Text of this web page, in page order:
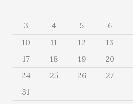
3
4 5 6
10
11 12 13
17
18 19 20
24
25 26 27
31